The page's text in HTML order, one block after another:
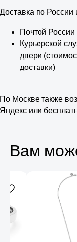
Доставка по
Почтой
Курьерской
двери
доставки)
По Москве также
Яндекс или
Вам
Консультация
Свяжитесь с нами